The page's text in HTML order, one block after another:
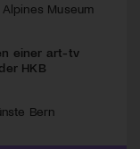
Museum
einer art-tv
HKB
Bern